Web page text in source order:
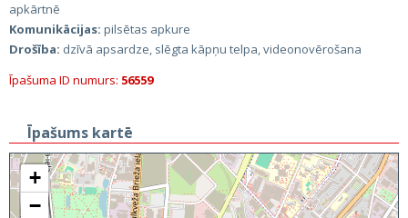
apkārtnē
Komunikācijas: pilsētas apkure
Drošība: dzīvā apsardze, slēgta kāpņu telpa, videonovērošana
Īpašuma ID numurs: 56559
Īpašums kartē
+
−